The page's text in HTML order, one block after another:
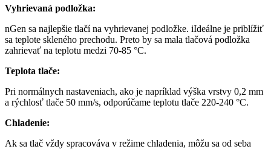
Vyhrievaná podložka:
nGen sa najlepšie tlačí na vyhrievanej podložke. iIdeálne je priblížiť
sa teplote skleného prechodu. Preto by sa mala tlačová podložka
zahrievať na teplotu medzi 70-85 °C.
Teplota tlače:
Pri normálnych nastaveniach, ako je napríklad výška vrstvy 0,2 mm
a rýchlosť tlače 50 mm/s, odporúčame teplotu tlače 220-240 °C.
Chladenie:
Ak sa tlač vždy spracováva v režime chladenia, môžu sa od seba